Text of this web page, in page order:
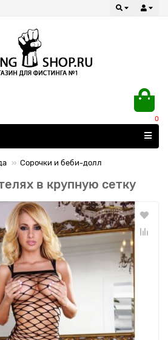
0
Сорочки и беби-долл
в крупную сетку